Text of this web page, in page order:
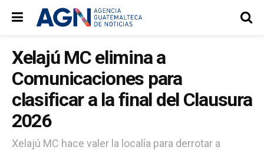
Xelajú MC elimina a
Comunicaciones para
clasificar a la final del Clausura
2026
Xelajú MC hace valer la localía para derrotar a